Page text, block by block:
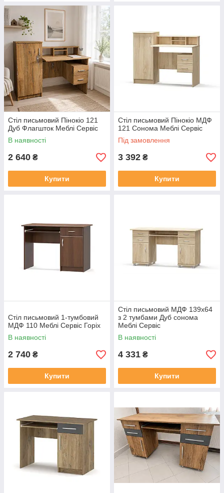
Стіл письмовий Пінокіо 121
Дуб Флагшток Меблі Сервіс
В наявності
2 640 ₴
Купити
Стіл письмовий Пінокіо МДФ
121 Сонома Меблі Сервіс
Під замовлення
3 392 ₴
Купити
Стіл письмовий 1-тумбовий
МДФ 110 Меблі Сервіс Горіх
В наявності
2 740 ₴
Купити
Стіл письмовий МДФ 139х64
з 2 тумбами Дуб сонома
Меблі Сервіс
В наявності
4 331 ₴
Купити